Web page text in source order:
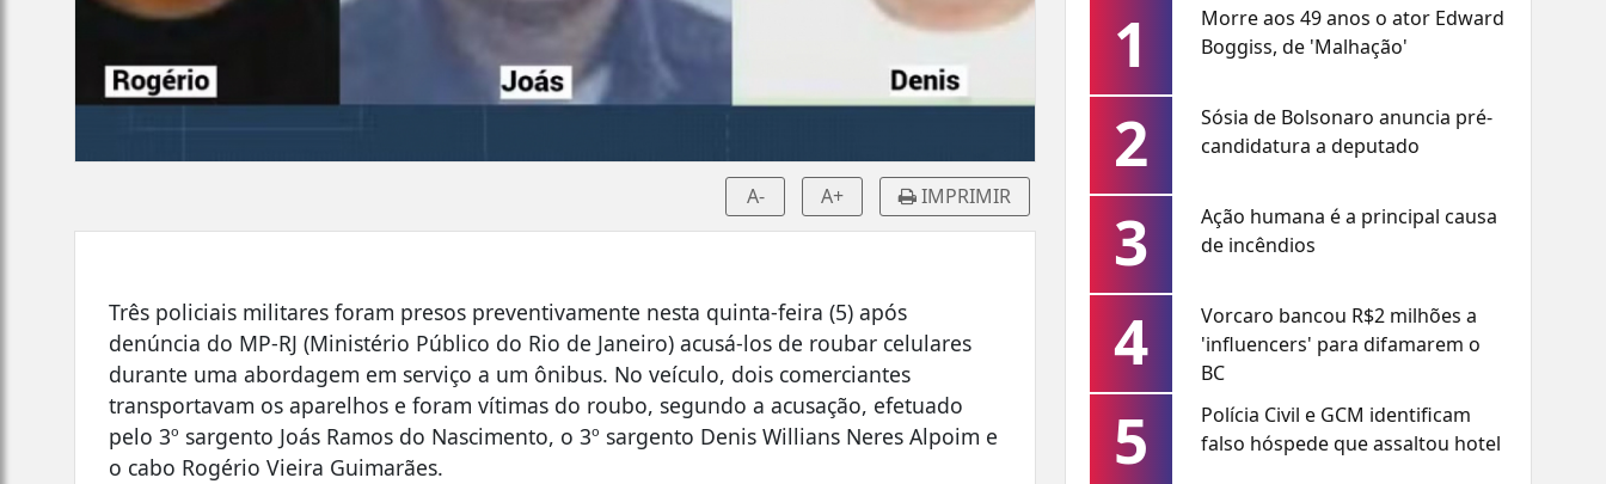
A- A+ IMPRIMIR
Três policiais militares foram presos preventivamente nesta quinta-feira (5) após
denúncia do MP-RJ (Ministério Público do Rio de Janeiro) acusá-los de roubar celulares
durante uma abordagem em serviço a um ônibus. No veículo, dois comerciantes
transportavam os aparelhos e foram vítimas do roubo, segundo a acusação, efetuado
pelo 3º sargento Joás Ramos do Nascimento, o 3º sargento Denis Willians Neres Alpoim e
o cabo Rogério Vieira Guimarães.
1
Morre aos 49 anos o ator Edward
Boggiss, de 'Malhação'
2
Sósia de Bolsonaro anuncia pré-
candidatura a deputado
3
Ação humana é a principal causa
de incêndios
4
Vorcaro bancou R$2 milhões a
'influencers' para difamarem o
BC
5
Polícia Civil e GCM identificam
falso hóspede que assaltou hotel